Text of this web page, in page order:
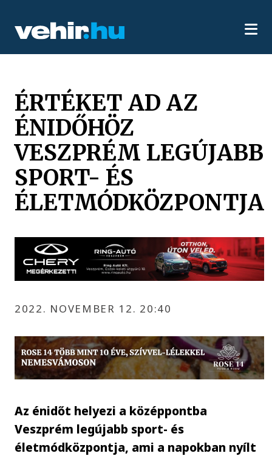
ÉRTÉKET AD AZ
ÉNIDŐHÖZ
VESZPRÉM LEGÚJABB
SPORT- ÉS
ÉLETMÓDKÖZPONTJA
2022. NOVEMBER 12. 20:40
Az énidőt helyezi a középpontba
Veszprém legújabb sport- és
életmódközpontja, ami a napokban nyílt